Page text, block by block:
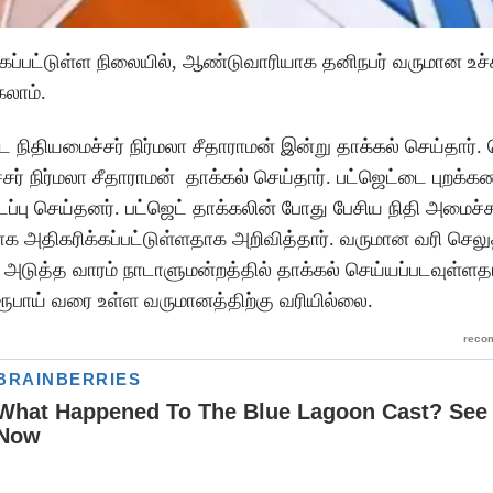
நிலையில், ஆண்டுவாரியாக தனிநபர் வருமான
நிர்மலா சீதாராமன் இன்று தாக்கல் செய்தார்.
நிர்மலா சீதாராமன் தாக்கல் செய்தார். பட்ஜெட்டை
செய்தனர். பட்ஜெட் தாக்கலின் போது பேசிய நிதி
அதிகரிக்கப்பட்டுள்ளதாக அறிவித்தார். வருமான வரி
அடுத்த வாரம் நாடாளுமன்றத்தில் தாக்கல்
வரை உள்ள வருமானத்திற்கு வரியில்லை.